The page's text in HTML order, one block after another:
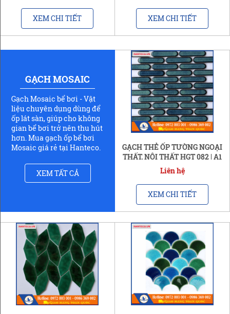
XEM CHI TIẾT XEM CHI TIẾT
GẠCH MOSAIC
Gạch Mosaic bể bơi - Vật
liệu chuyên dụng dùng để
ốp lát sàn, giúp cho không
gian bể bơi trở nên thu hút
hơn. Mua gạch ốp bể bơi
Mosaic giá rẻ tại Hanteco.
XEM TẤT CẢ
GẠCH THẺ ỐP TƯỜNG NGOẠI
THẤT, NỘI THẤT HGT 082 | A1
Liên hệ
XEM CHI TIẾT